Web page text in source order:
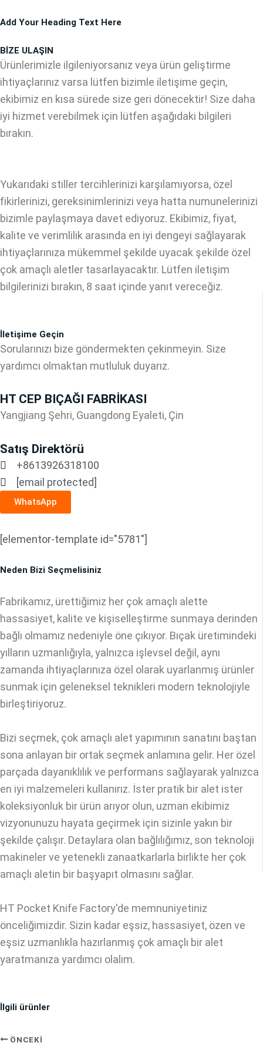
atla
Add Your Heading Text Here
BİZE ULAŞIN
Ürünlerimizle ilgileniyorsanız veya ürün geliştirme
ihtiyaçlarınız varsa lütfen bizimle iletişime geçin,
ekibimiz en kısa sürede size geri dönecektir! Size daha
iyi hizmet verebilmek için lütfen aşağıdaki bilgileri
bırakın.
Yukarıdaki stiller tercihlerinizi karşılamıyorsa, özel
fikirlerinizi, gereksinimlerinizi veya hatta numunelerinizi
bizimle paylaşmaya davet ediyoruz. Ekibimiz, fiyat,
kalite ve verimlilik arasında en iyi dengeyi sağlayarak
ihtiyaçlarınıza mükemmel şekilde uyacak şekilde özel
çok amaçlı aletler tasarlayacaktır. Lütfen iletişim
bilgilerinizi bırakın, 8 saat içinde yanıt vereceğiz.
İletişime Geçin
Sorularınızı bize göndermekten çekinmeyin. Size
yardımcı olmaktan mutluluk duyarız.
HT CEP BIÇAĞI FABRİKASI
Yangjiang Şehri, Guangdong Eyaleti, Çin
Satış Direktörü
+8613926318100
[email protected]
WhatsApp
[elementor-template id="5781"]
Neden Bizi Seçmelisiniz
Fabrikamız, ürettiğimiz her çok amaçlı alette
hassasiyet, kalite ve kişiselleştirme sunmaya derinden
bağlı olmamız nedeniyle öne çıkıyor. Bıçak üretimindeki
yılların uzmanlığıyla, yalnızca işlevsel değil, aynı
zamanda ihtiyaçlarınıza özel olarak uyarlanmış ürünler
sunmak için geleneksel teknikleri modern teknolojiyle
birleştiriyoruz.
Bizi seçmek, çok amaçlı alet yapımının sanatını baştan
sona anlayan bir ortak seçmek anlamına gelir. Her özel
parçada dayanıklılık ve performans sağlayarak yalnızca
en iyi malzemeleri kullanırız. İster pratik bir alet ister
koleksiyonluk bir ürün arıyor olun, uzman ekibimiz
vizyonunuzu hayata geçirmek için sizinle yakın bir
şekilde çalışır. Detaylara olan bağlılığımız, son teknoloji
makineler ve yetenekli zanaatkarlarla birlikte her çok
amaçlı aletin bir başyapıt olmasını sağlar.
HT Pocket Knife Factory'de memnuniyetiniz
önceliğimizdir. Sizin kadar eşsiz, hassasiyet, özen ve
eşsiz uzmanlıkla hazırlanmış çok amaçlı bir alet
yaratmanıza yardımcı olalım.
İlgili ürünler
ÖNCEKI